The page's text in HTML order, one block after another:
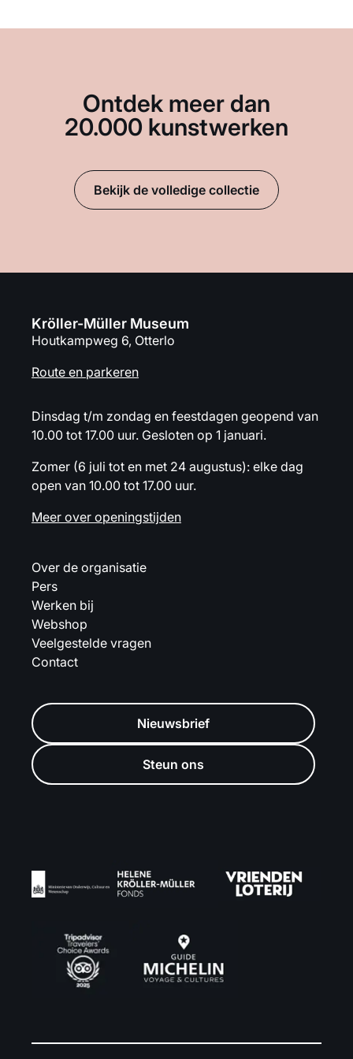
Ontdek meer dan
20.000 kunstwerken
Bekijk de volledige collectie
Kröller-Müller Museum
Houtkampweg 6, Otterlo
Route en parkeren
Dinsdag t/m zondag en feestdagen geopend van
10.00 tot 17.00 uur. Gesloten op 1 januari.
Zomer (6 juli tot en met 24 augustus): elke dag
open van 10.00 tot 17.00 uur.
Meer over openingstijden
Over de organisatie
Pers
Werken bij
Webshop
Veelgestelde vragen
Contact
Nieuwsbrief
Steun ons